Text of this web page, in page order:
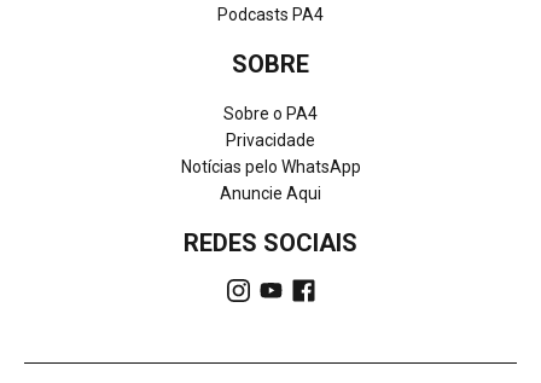
Podcasts PA4
SOBRE
Sobre o PA4
Privacidade
Notícias pelo WhatsApp
Anuncie Aqui
REDES SOCIAIS